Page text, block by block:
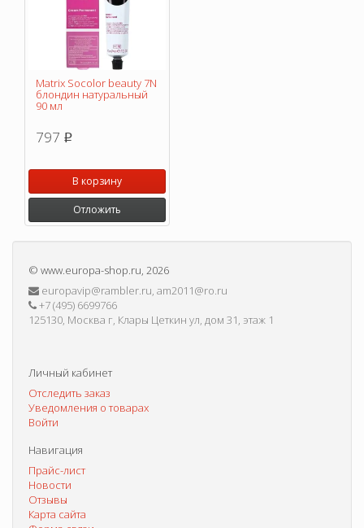
Matrix Socolor beauty 7N
блондин натуральный
90 мл
797 p
В корзину
Отложить
© www.europa-shop.ru, 2026
europavip@rambler.ru, am2011@ro.ru
+7 (495) 6699766
125130, Москва г, Клары Цеткин ул, дом 31, этаж 1
Личный кабинет
Отследить заказ
Уведомления о товарах
Войти
Навигация
Прайс-лист
Новости
Отзывы
Карта сайта